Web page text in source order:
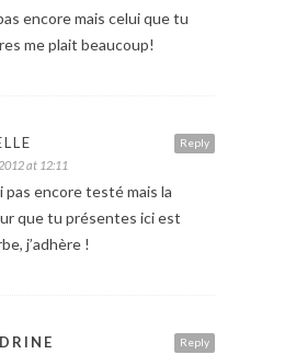
encore mais celui que tu
me plait beaucoup!
Reply
at 12:11
pas encore testé mais la
que tu présentes ici est
j’adhère !
Reply